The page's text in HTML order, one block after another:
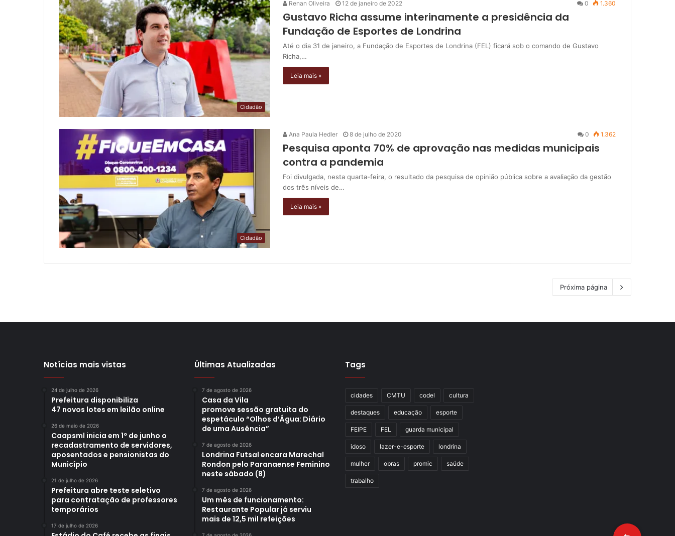
Cidadão
Renan Oliveira 12 de janeiro de 2022 0 1.360
Gustavo Richa assume interinamente a presidência da
Fundação de Esportes de Londrina
Até o dia 31 de janeiro, a Fundação de Esportes de Londrina (FEL) ficará sob o comando de Gustavo
Richa,…
Leia mais »
Cidadão
Ana Paula Hedler 8 de julho de 2020 0 1.362
Pesquisa aponta 70% de aprovação nas medidas municipais
contra a pandemia
Foi divulgada, nesta quarta-feira, o resultado da pesquisa de opinião pública sobre a avaliação da gestão
dos três níveis de…
Leia mais »
Próxima página
Notícias mais vistas
24 de julho de 2026
Prefeitura disponibiliza
47 novos lotes em leilão online
26 de maio de 2026
Caapsml inicia em 1º de junho o
recadastramento de servidores,
aposentados e pensionistas do
Município
21 de julho de 2026
Prefeitura abre teste seletivo
para contratação de professores
temporários
17 de julho de 2026
Últimas Atualizadas
7 de agosto de 2026
Casa da Vila
promove sessão gratuita do
espetáculo “Olhos d’Água: Diário
de uma Ausência”
7 de agosto de 2026
Londrina Futsal encara Marechal
Rondon pelo Paranaense Feminino
neste sábado (8)
7 de agosto de 2026
Um mês de funcionamento:
Restaurante Popular já serviu
mais de 12,5 mil refeições
Tags
cidades CMTU codel cultura
destaques educação esporte
FEIPE FEL guarda municipal
idoso lazer-e-esporte londrina
mulher obras promic saúde
trabalho